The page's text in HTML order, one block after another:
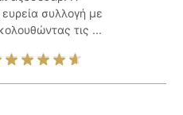
συλλογή με
τις ...